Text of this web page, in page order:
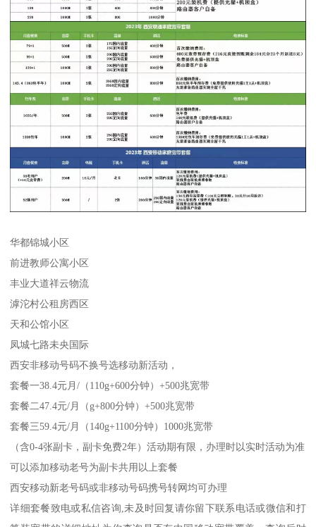
华都锦城小区
前进教师公寓小区
丰业大道祥云物流
滹沱村公租房西区
天和公馆小区
凤城七路未央国际
西安非移动号码不换号选移动新活动，
套餐一38.4元月/（110g+600分钟）+500兆宽带
套餐二47.4元/月（g+800分钟）+500兆宽带
套餐三59.4元/月（140g+1100分钟）1000兆宽带
（含0-4张副卡，副卡免费2年）活动期有限，办理时以实时活动为准
可以添加移动老号为副卡共用以上套餐
西安移动新老号码或非移动号码携号转网均可办理
详细套餐致电或私信咨询,未及时回复请你留下联系电话或微信和打